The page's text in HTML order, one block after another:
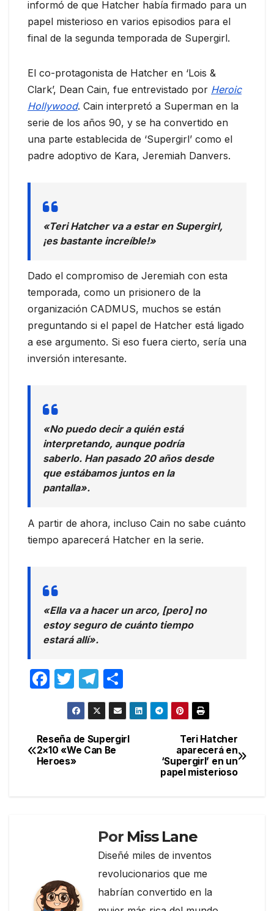
informó de que Hatcher había firmado para un
papel misterioso en varios episodios para el
final de la segunda temporada de Supergirl.
El co-protagonista de Hatcher en ‘Lois &
Clark’, Dean Cain, fue entrevistado por Heroic
Hollywood. Cain interpretó a Superman en la
serie de los años 90, y se ha convertido en
una parte establecida de ‘Supergirl’ como el
padre adoptivo de Kara, Jeremiah Danvers.
«Teri Hatcher va a estar en Supergirl,
¡es bastante increíble!»
Dado el compromiso de Jeremiah con esta
temporada, como un prisionero de la
organización CADMUS, muchos se están
preguntando si el papel de Hatcher está ligado
a ese argumento. Si eso fuera cierto, sería una
inversión interesante.
«No puedo decir a quién está
interpretando, aunque podría
saberlo. Han pasado 20 años desde
que estábamos juntos en la
pantalla».
A partir de ahora, incluso Cain no sabe cuánto
tiempo aparecerá Hatcher en la serie.
«Ella va a hacer un arco, [pero] no
estoy seguro de cuánto tiempo
estará allí».
F
e
b
T
w
itt
er
T
el
e
gr
a
o
m
p
Navegación
de
Teri Hatcher
aparecerá en
‘Supergirl’ en un
papel misterioso
Reseña de Supergirl
2×10 «We Can Be
Heroes»
Por Miss Lane
Diseñé miles de inventos
revolucionarios que me
habrían convertido en la